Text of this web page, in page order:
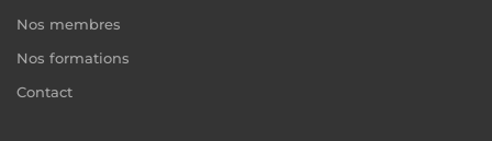
Nos membres
Nos formations
Contact